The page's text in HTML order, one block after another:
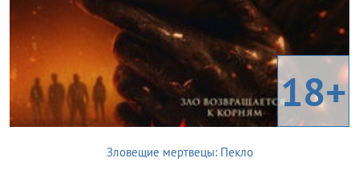
18+
Зловещие мертвецы: Пекло